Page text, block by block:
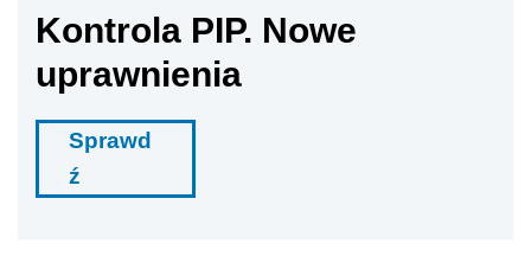
Kontrola PIP. Nowe
uprawnienia
Sprawd
ź